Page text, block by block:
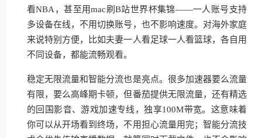
看NBA，甚至用mac刷B站世界杯集锦——一人账号支持
多设备在线，不用切换账号，也不影响速度。对海外家庭
来说特别方便，比如夫妻一人看足球一人看篮球，各自用
不同设备，都能流畅观看。
稳定无限流量和智能分流也是亮点。很多加速器要么流量
有限，要么高峰期卡顿，但番茄提供无限流量，还有精选
的回国影音、游戏加速专线，独享100M带宽。这意味着
你可以从开场看到终场，不用担心流量用完；智能分流技